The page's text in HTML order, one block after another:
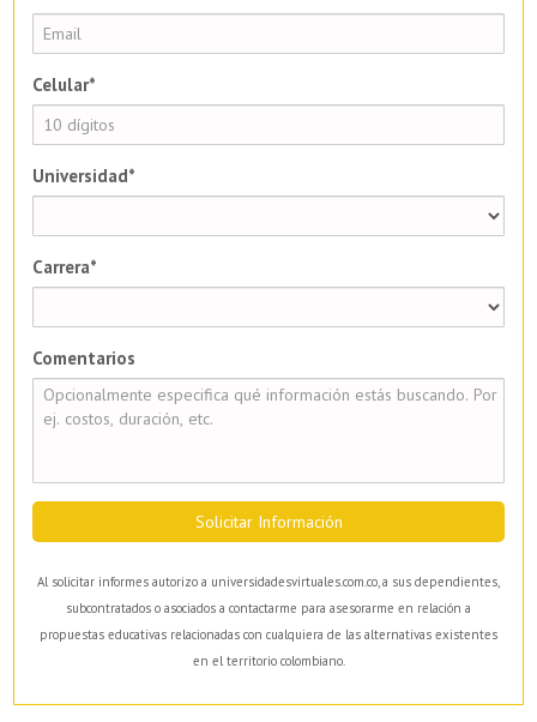
Celular*
Universidad*
Carrera*
Comentarios
Solicitar Información
Al solicitar informes autorizo a universidadesvirtuales.com.co, a sus dependientes,
subcontratados o asociados a contactarme para asesorarme en relación a
propuestas educativas relacionadas con cualquiera de las alternativas existentes
en el territorio colombiano.